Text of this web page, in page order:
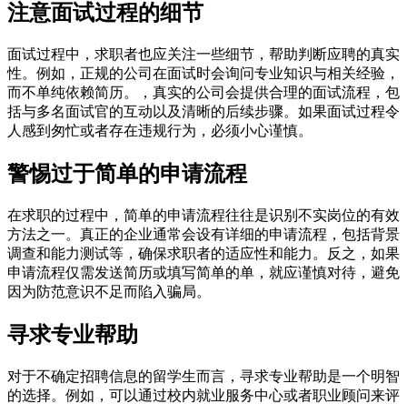
注意面试过程的细节
面试过程中，求职者也应关注一些细节，帮助判断应聘的真实
性。例如，正规的公司在面试时会询问专业知识与相关经验，
而不单纯依赖简历。，真实的公司会提供合理的面试流程，包
括与多名面试官的互动以及清晰的后续步骤。如果面试过程令
人感到匆忙或者存在违规行为，必须小心谨慎。
警惕过于简单的申请流程
在求职的过程中，简单的申请流程往往是识别不实岗位的有效
方法之一。真正的企业通常会设有详细的申请流程，包括背景
调查和能力测试等，确保求职者的适应性和能力。反之，如果
申请流程仅需发送简历或填写简单的单，就应谨慎对待，避免
因为防范意识不足而陷入骗局。
寻求专业帮助
对于不确定招聘信息的留学生而言，寻求专业帮助是一个明智
的选择。例如，可以通过校内就业服务中心或者职业顾问来评